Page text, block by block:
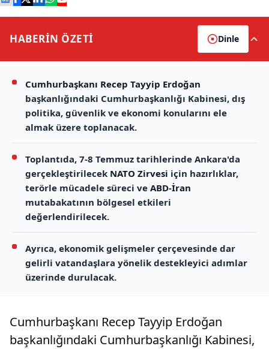
HABERİN ÖZETİ Dinle
Cumhurbaşkanı Recep Tayyip Erdoğan
başkanlığındaki Cumhurbaşkanlığı Kabinesi, dış
politika, güvenlik ve ekonomi konularını ele
almak üzere toplanacak.
Toplantıda, 7-8 Temmuz tarihlerinde Ankara'da
gerçekleştirilecek NATO Zirvesi için hazırlıklar,
terörle mücadele süreci ve ABD-İran
mutabakatının bölgesel etkileri
değerlendirilecek.
Ayrıca, ekonomik gelişmeler çerçevesinde dar
gelirli vatandaşlara yönelik destekleyici adımlar
üzerinde durulacak.
Cumhurbaşkanı Recep Tayyip Erdoğan
başkanlığındaki Cumhurbaşkanlığı Kabinesi,